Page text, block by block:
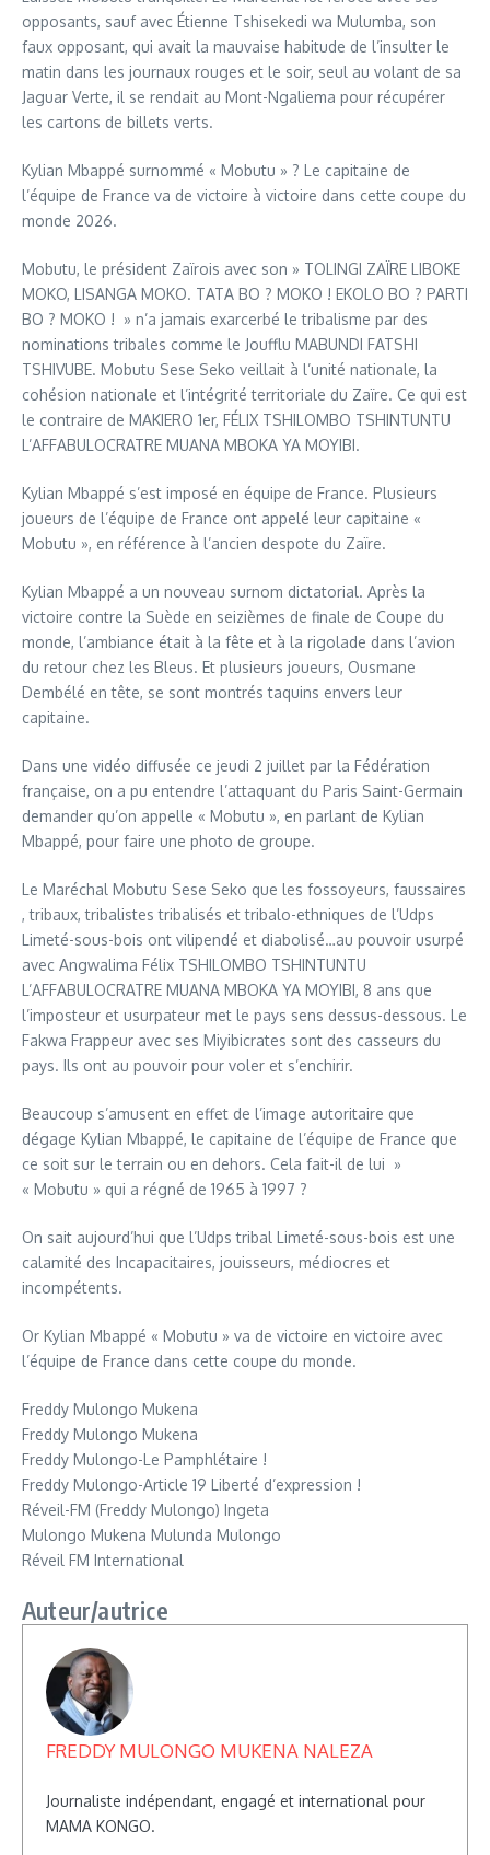
opposants, sauf avec Étienne Tshisekedi wa Mulumba, son
faux opposant, qui avait la mauvaise habitude de l’insulter le
matin dans les journaux rouges et le soir, seul au volant de sa
Jaguar Verte, il se rendait au Mont-Ngaliema pour récupérer
les cartons de billets verts.
Kylian Mbappé surnommé « Mobutu » ? Le capitaine de
l’équipe de France va de victoire à victoire dans cette coupe du
monde 2026.
Mobutu, le président Zaïrois avec son » TOLINGI ZAÏRE LIBOKE
MOKO, LISANGA MOKO. TATA BO ? MOKO ! EKOLO BO ? PARTI
BO ? MOKO ! » n’a jamais exarcerbé le tribalisme par des
nominations tribales comme le Joufflu MABUNDI FATSHI
TSHIVUBE. Mobutu Sese Seko veillait à l’unité nationale, la
cohésion nationale et l’intégrité territoriale du Zaïre. Ce qui est
le contraire de MAKIERO 1er, FÉLIX TSHILOMBO TSHINTUNTU
L’AFFABULOCRATRE MUANA MBOKA YA MOYIBI.
Kylian Mbappé s’est imposé en équipe de France. Plusieurs
joueurs de l’équipe de France ont appelé leur capitaine «
Mobutu », en référence à l’ancien despote du Zaïre.
Kylian Mbappé a un nouveau surnom dictatorial. Après la
victoire contre la Suède en seizièmes de finale de Coupe du
monde, l’ambiance était à la fête et à la rigolade dans l’avion
du retour chez les Bleus. Et plusieurs joueurs, Ousmane
Dembélé en tête, se sont montrés taquins envers leur
capitaine.
Dans une vidéo diffusée ce jeudi 2 juillet par la Fédération
française, on a pu entendre l’attaquant du Paris Saint-Germain
demander qu’on appelle « Mobutu », en parlant de Kylian
Mbappé, pour faire une photo de groupe.
Le Maréchal Mobutu Sese Seko que les fossoyeurs, faussaires
, tribaux, tribalistes tribalisés et tribalo-ethniques de l’Udps
Limeté-sous-bois ont vilipendé et diabolisé…au pouvoir usurpé
avec Angwalima Félix TSHILOMBO TSHINTUNTU
L’AFFABULOCRATRE MUANA MBOKA YA MOYIBI, 8 ans que
l’imposteur et usurpateur met le pays sens dessus-dessous. Le
Fakwa Frappeur avec ses Miyibicrates sont des casseurs du
pays. Ils ont au pouvoir pour voler et s’enchirir.
Beaucoup s’amusent en effet de l’image autoritaire que
dégage Kylian Mbappé, le capitaine de l’équipe de France que
ce soit sur le terrain ou en dehors. Cela fait-il de lui »
« Mobutu » qui a régné de 1965 à 1997 ?
On sait aujourd’hui que l’Udps tribal Limeté-sous-bois est une
calamité des Incapacitaires, jouisseurs, médiocres et
incompétents.
Or Kylian Mbappé « Mobutu » va de victoire en victoire avec
l’équipe de France dans cette coupe du monde.
Freddy Mulongo Mukena
Freddy Mulongo Mukena
Freddy Mulongo-Le Pamphlétaire !
Freddy Mulongo-Article 19 Liberté d’expression !
Réveil-FM (Freddy Mulongo) Ingeta
Mulongo Mukena Mulunda Mulongo
Réveil FM International
Auteur/autrice
FREDDY MULONGO MUKENA NALEZA
Journaliste indépendant, engagé et international pour
MAMA KONGO.